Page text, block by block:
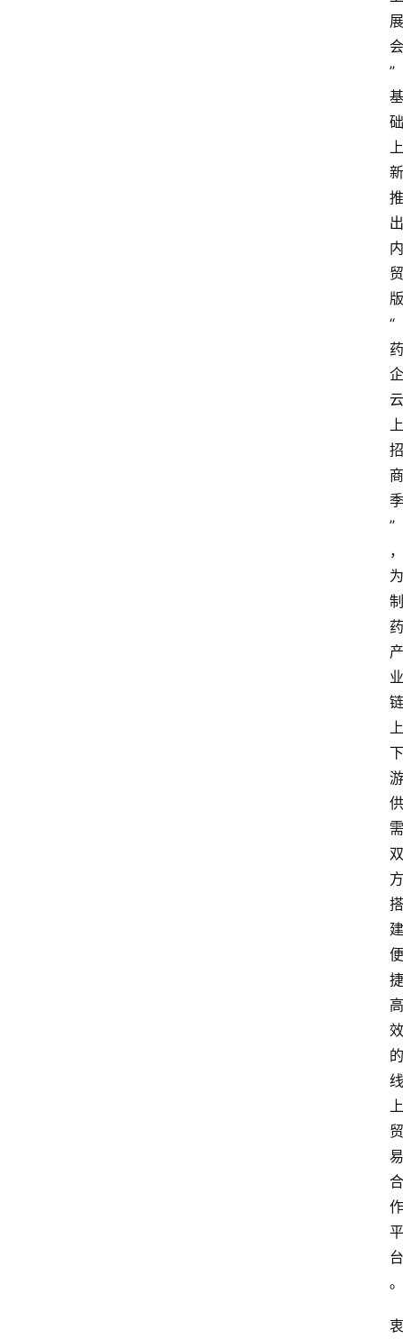
展
会
”
基
础
上
新
推
出
内
贸
版
“
药
企
云
上
招
商
季
”
，
为
制
药
产
业
链
上
下
游
供
需
双
方
搭
建
便
捷
高
效
的
线
上
贸
易
合
作
平
台
。
衷